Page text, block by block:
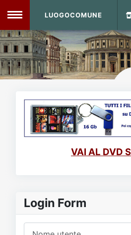
MENU
Home
DVD Shop
Sito
Forum
LUOGOCOMUNE
VAI AL DVD
Login Form